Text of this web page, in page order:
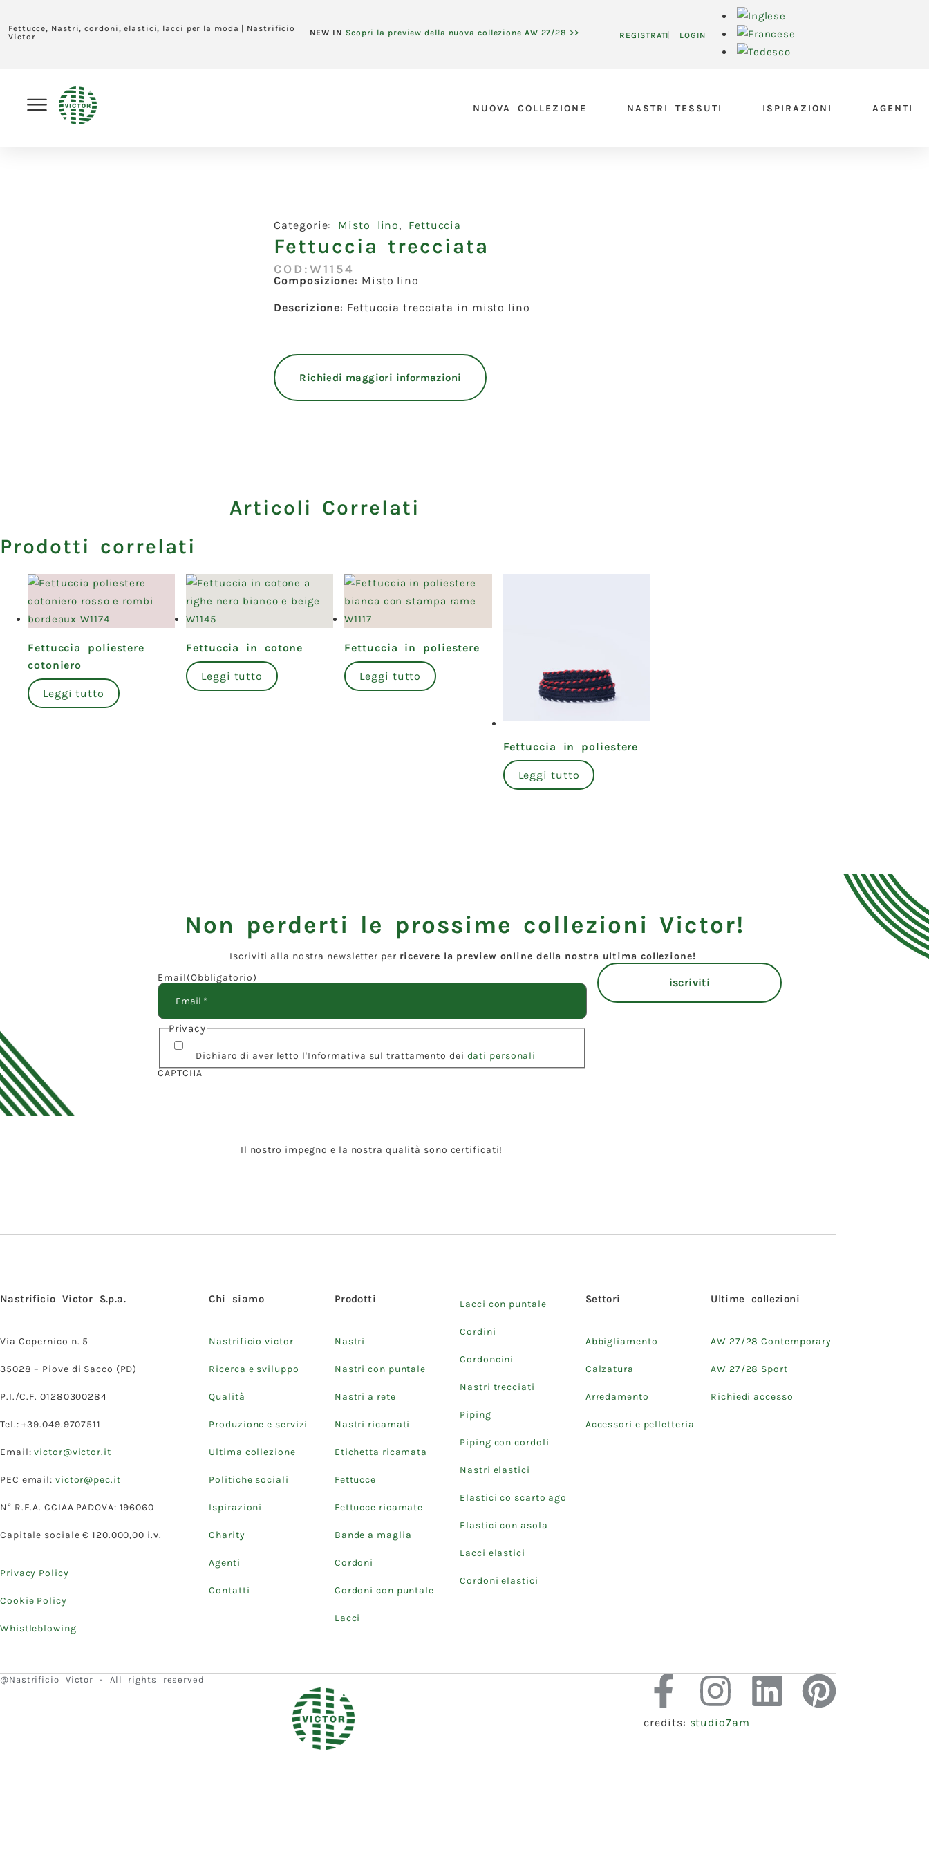
Fettucce, Nastri, cordoni, elastici, lacci per la moda | Nastrificio
Victor
NEW IN Scopri la preview della nuova collezione AW 27/28 >> REGISTRATI LOGIN
NUOVA COLLEZIONE NASTRI TESSUTI ISPIRAZIONI AGENTI
Categorie: Misto lino, Fettuccia
Fettuccia trecciata
COD:W1154
Composizione: Misto lino
Descrizione: Fettuccia trecciata in misto lino
Richiedi maggiori informazioni
Articoli Correlati
Prodotti correlati
Fettuccia poliestere
cotoniero
Leggi tutto
Fettuccia in cotone
Leggi tutto
Fettuccia in poliestere
Leggi tutto
Fettuccia in poliestere
Leggi tutto
Non perderti le prossime collezioni Victor!
Iscriviti alla nostra newsletter per ricevere la preview online della nostra ultima collezione!
Email(Obbligatorio)
Privacy
Dichiaro di aver letto l'Informativa sul trattamento dei dati personali
CAPTCHA
Il nostro impegno e la nostra qualità sono certificati!
Nastrificio Victor S.p.a.
Via Copernico n. 5
35028 – Piove di Sacco (PD)
P.I./C.F. 01280300284
Tel.: +39.049.9707511
Email:victor@victor.it
PEC email: victor@pec.it
N° R.E.A. CCIAA PADOVA: 196060
Capitale sociale € 120.000,00 i.v.
Privacy Policy
Cookie Policy
Whistleblowing
Chi siamo
Nastrificio victor
Ricerca e sviluppo
Qualità
Produzione e servizi
Ultima collezione
Politiche sociali
Ispirazioni
Charity
Agenti
Contatti
Prodotti
Nastri
Nastri con puntale
Nastri a rete
Nastri ricamati
Etichetta ricamata
Fettucce
Fettucce ricamate
Bande a maglia
Cordoni
Cordoni con puntale
Lacci
Lacci con puntale
Cordini
Cordoncini
Nastri trecciati
Piping
Piping con cordoli
Nastri elastici
Elastici co scarto ago
Elastici con asola
Lacci elastici
Cordoni elastici
Settori
Abbigliamento
Calzatura
Arredamento
Accessori e pelletteria
Ultime collezioni
AW 27/28 Contemporary
AW 27/28 Sport
Richiedi accesso
@Nastrificio Victor - All rights reserved
credits: studio7am